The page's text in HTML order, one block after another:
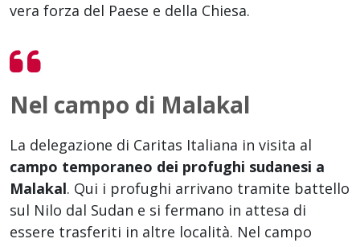
vera forza del Paese e della Chiesa.
Nel campo di Malakal
La delegazione di Caritas Italiana in visita al
campo temporaneo dei profughi sudanesi a
Malakal. Qui i profughi arrivano tramite battello
sul Nilo dal Sudan e si fermano in attesa di
essere trasferiti in altre località. Nel campo